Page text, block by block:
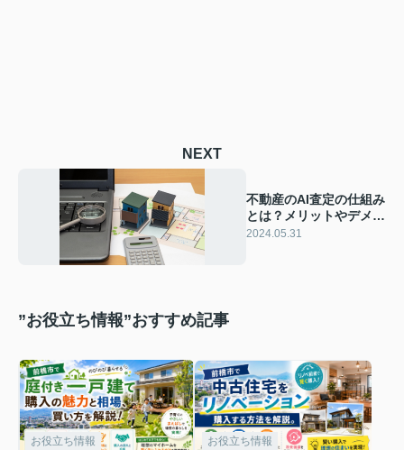
NEXT
不動産のAI査定の仕組み
とは？メリットやデメリ
ットをご紹介
2024.05.31
”お役立ち情報”おすすめ記事
お役立ち情報 お役立ち情報